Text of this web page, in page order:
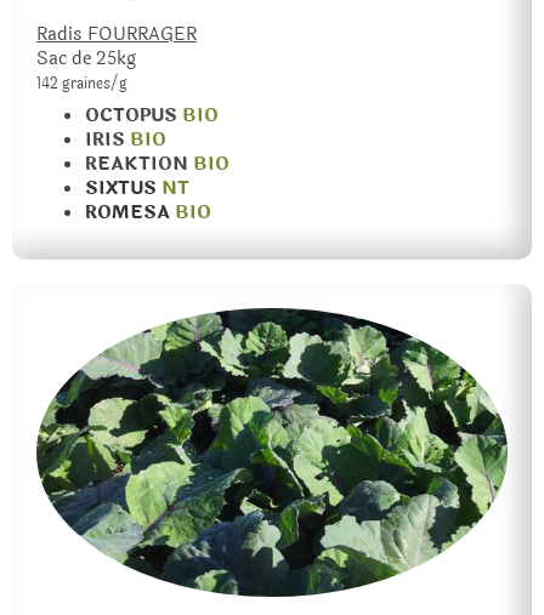
Radis FOURRAGER
Sac de 25kg
142 graines/g
OCTOPUS BIO
IRIS BIO
REAKTION BIO
SIXTUS NT
ROMESA BIO